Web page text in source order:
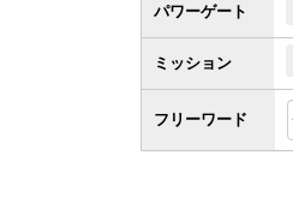
フリーワード
パワーゲート
ミッション